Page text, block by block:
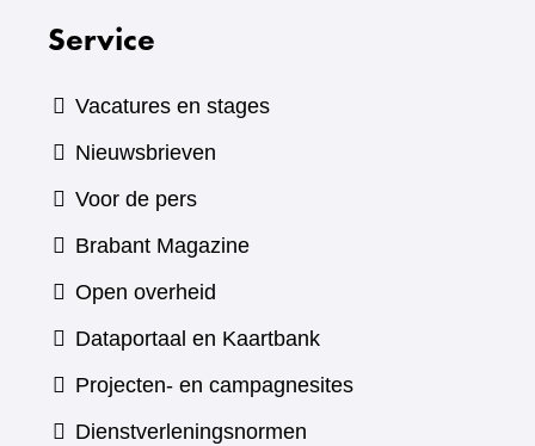
Service
Vacatures en stages
Nieuwsbrieven
Voor de pers
Brabant Magazine(verwijst
andere
website)
Open overheid
Dataportaal en Kaartbank(verwijst
naar
Projecten- en campagnesites
Dienstverleningsnormen